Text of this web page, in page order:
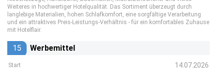
Weiteres in hochwertiger Hotelqualität. Das Sortiment überzeugt durch
langlebige Materialien, hohen Schlafkomfort, eine sorgfältige Verarbeitung
und ein attraktives Preis-Leistungs-Verhältnis - für ein komfortables Zuhause
mit Hotelflair.
15 Werbemittel
Start 14.07.2026